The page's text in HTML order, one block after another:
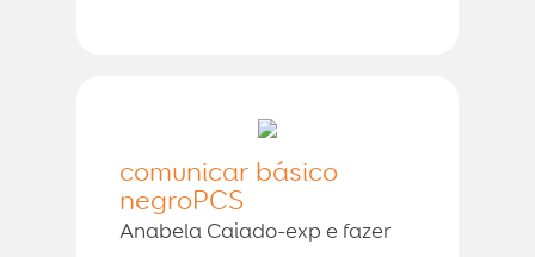
comunicar básico
negroPCS
Anabela Caiado-exp e fazer